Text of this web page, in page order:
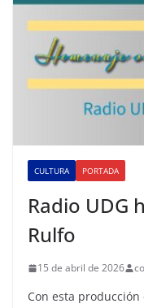
CULTURA PORTADA
Radio UDG
Rulfo
15 de abril de 2026
Con esta producción